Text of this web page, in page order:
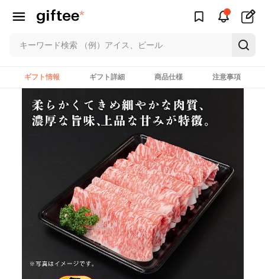
ギフト情報 ギフト詳細 商品仕様 注意事項